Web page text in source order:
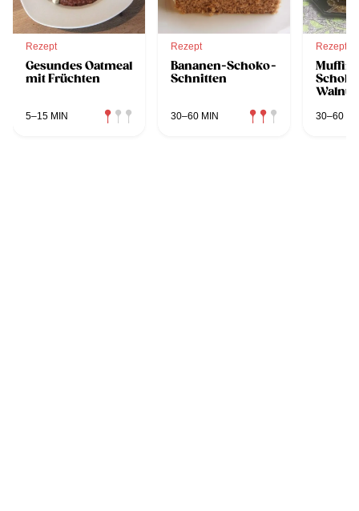
Rezept
Gesundes Oatmeal
mit Früchten
5–15 MIN
Rezept
Bananen-Schoko-
Schnitten
30–60 MIN
Rezept
30–60